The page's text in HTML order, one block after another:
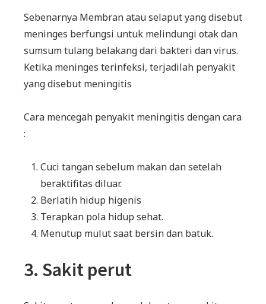
Sebenarnya Membran atau selaput yang disebut
meninges berfungsi untuk melindungi otak dan
sumsum tulang belakang dari bakteri dan virus.
Ketika meninges terinfeksi, terjadilah penyakit
yang disebut meningitis
Cara mencegah penyakit meningitis dengan cara
:
Cuci tangan sebelum makan dan setelah
beraktifitas diluar.
Berlatih hidup higenis
Terapkan pola hidup sehat.
Menutup mulut saat bersin dan batuk.
3. Sakit perut